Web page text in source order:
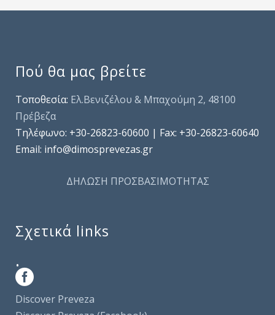
Πού θα μας βρείτε
Τοποθεσία: Ελ.Βενιζέλου & Μπαχούμη 2, 48100
Πρέβεζα
Τηλέφωνo: +30-26823-60600 | Fax: +30-26823-60640
Email: info@dimosprevezas.gr
ΔΗΛΩΣΗ ΠΡΟΣΒΑΣΙΜΟΤΗΤΑΣ
Σχετικά links
.
Discover Preveza